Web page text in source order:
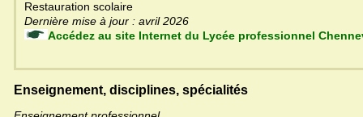
Restauration scolaire
Dernière mise à jour : avril 2026
Accédez au site Internet du Lycée professionnel
Enseignement, disciplines, spécialités